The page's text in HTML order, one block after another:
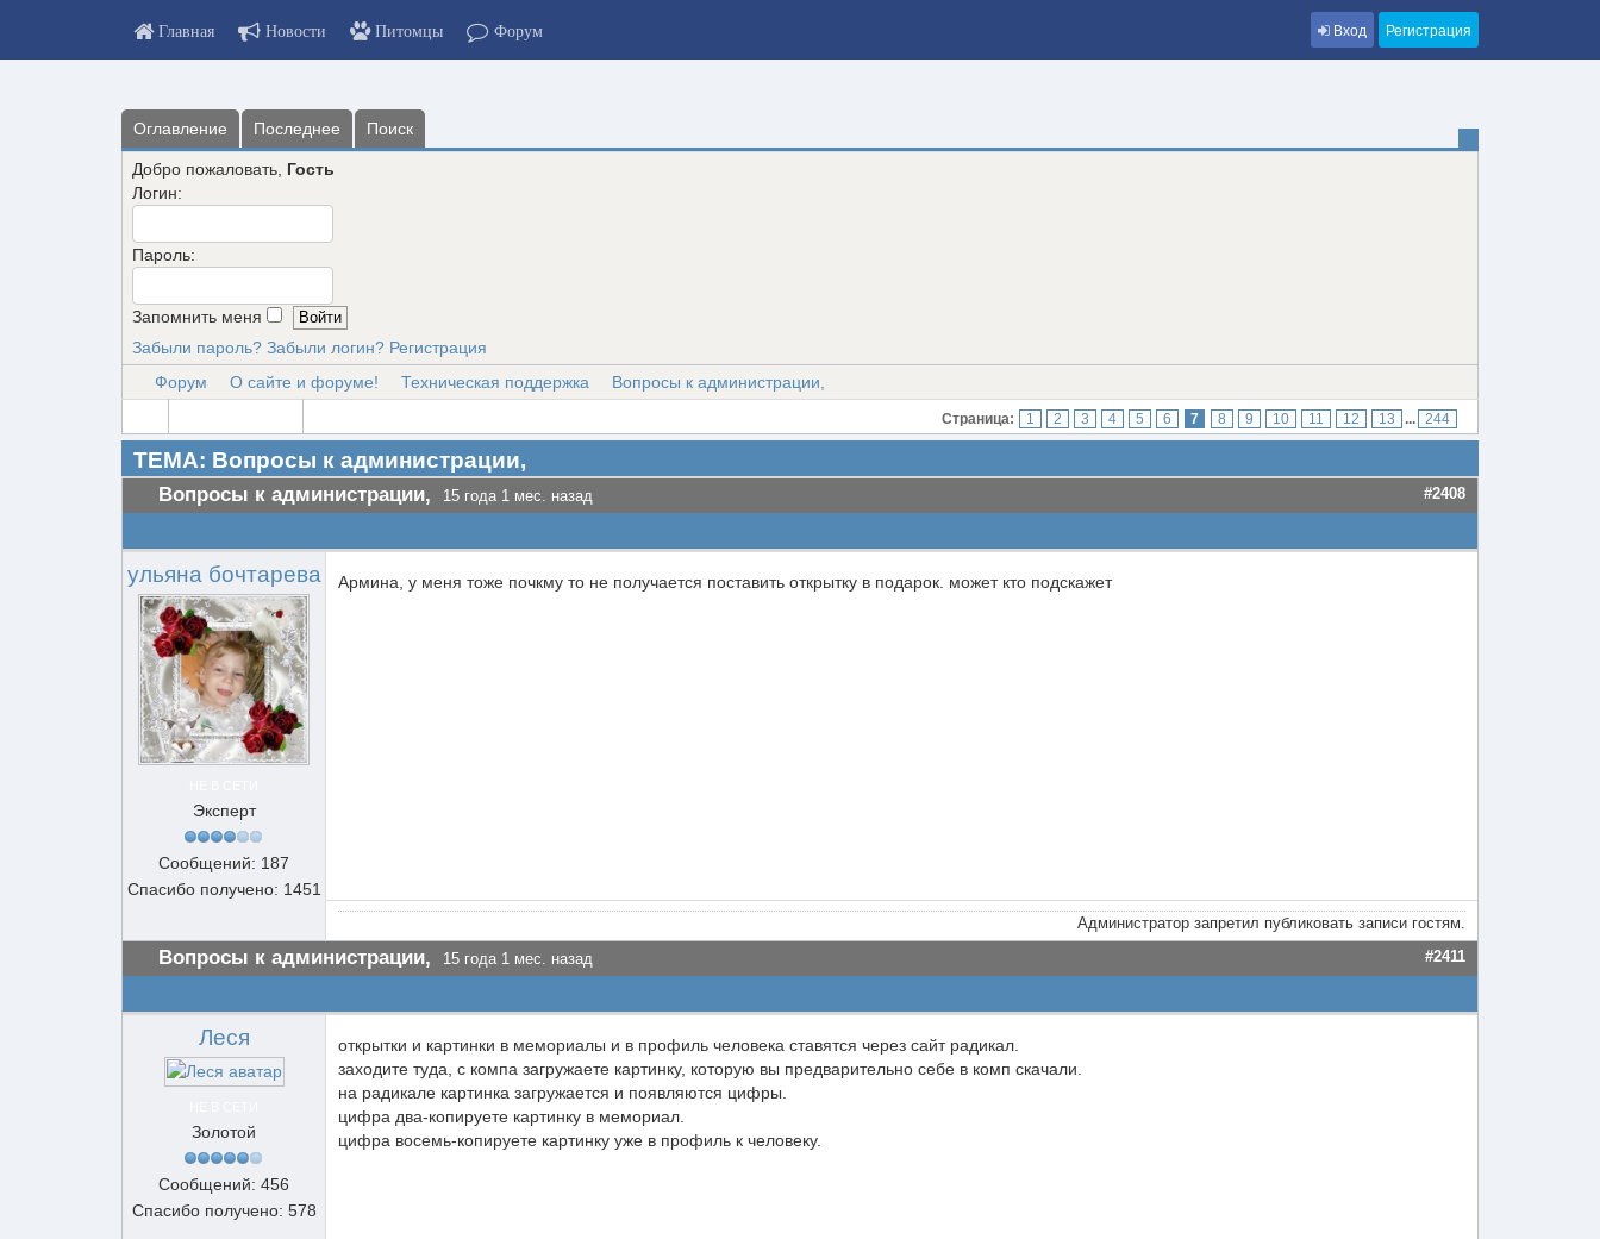
Главная Новости Питомцы Форум Вход Регистрация
Оглавление Последнее Поиск
Добро пожаловать, Гость
Логин:
Пароль:
Запомнить меня
Забыли пароль? Забыли логин? Регистрация
Форум
О сайте и форуме! Техническая поддержка Вопросы к администрации,
Страница: 1 2 3 4 5 6 7 8 9 10 11 12 13 ... 244
ТЕМА: Вопросы к администрации,
Вопросы к администрации, 15 года 1 мес. назад #2408
ульяна бочтарева
Эксперт
Сообщений: 187
Спасибо получено: 1451
Армина, у меня тоже почкму то не получается поставить открытку в подарок. может кто подскажет
Администратор запретил публиковать записи гостям.
Вопросы к администрации, 15 года 1 мес. назад #2411
Леся
Золотой
Сообщений: 456
Спасибо получено: 578
открытки и картинки в мемориалы и в профиль человека ставятся через сайт радикал.
заходите туда, с компа загружаете картинку, которую вы предварительно себе в комп скачали.
на радикале картинка загружается и появляются цифры.
цифра два-копируете картинку в мемориал.
цифра восемь-копируете картинку уже в профиль к человеку.